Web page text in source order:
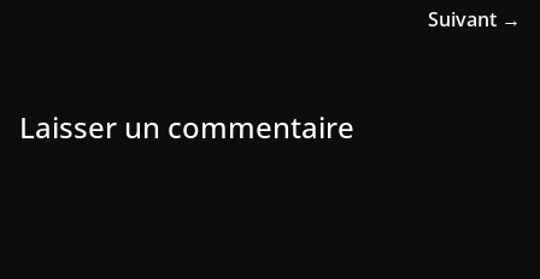
Suivant →
Laisser un commentaire